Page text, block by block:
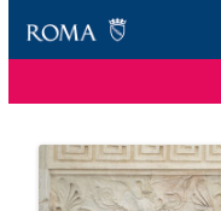
Scuole Musei
Offerta didattica per le